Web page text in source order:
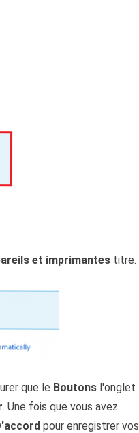
et imprimantes titre.
que le Boutons l'onglet
. Une fois que vous avez
pour enregistrer vos